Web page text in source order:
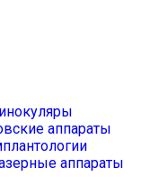
аппараты
аппараты